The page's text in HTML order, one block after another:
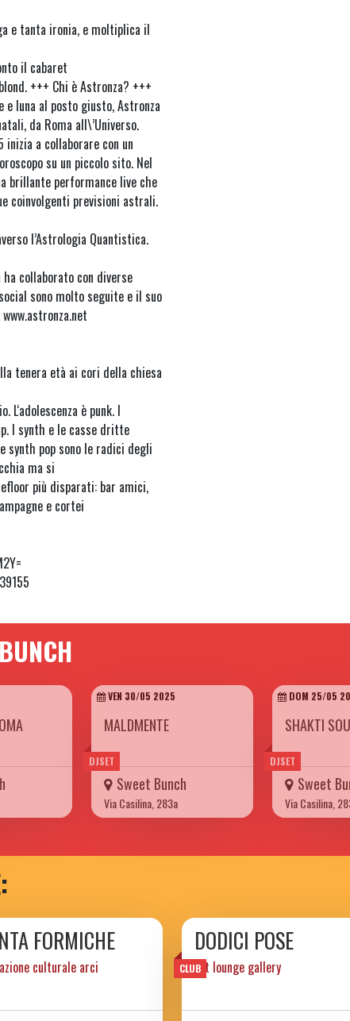
e tanta ironia, e moltiplica il
il cabaret
+++ Chi è Astronza? +++
e luna al posto giusto, Astronza
da Roma all\’Universo.
inizia a collaborare con un
su un piccolo sito. Nel
brillante performance live che
coinvolgenti previsioni astrali.
l’Astrologia Quantistica.
collaborato con diverse
sono molto seguite e il suo
tenera età ai cori della chiesa
è punk. I
I synth e le casse dritte
synth pop sono le radici degli
ma si
più disparati: bar amici,
e cortei
DJSET
VEN 30/05 2025
MALDMENTE
Sweet Bunch
Via Casilina, 283a
DJSET
DOM 25/05
SHAKTI
Sweet
Via Casilina,
FORMICHE
culturale arci CLUB
DODICI POSE
art lounge gallery